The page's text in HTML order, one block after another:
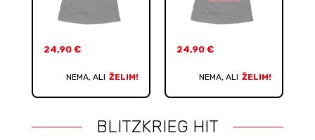
24,90 €
NEMA, ALI ŽELIM!
24,90 €
NEMA, ALI ŽELIM!
BLITZKRIEG HIT